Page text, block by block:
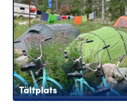
Tältplats